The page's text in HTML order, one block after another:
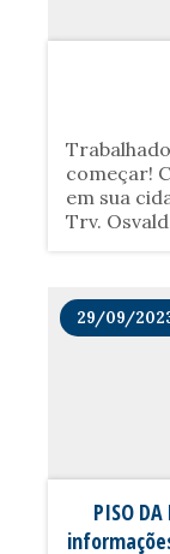
começar!
em sua
Trv.
29/09/
PISO DA